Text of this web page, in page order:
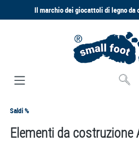
principaleIl marchio dei giocattoli di legno da
Saldi %
Elementi da costruzione